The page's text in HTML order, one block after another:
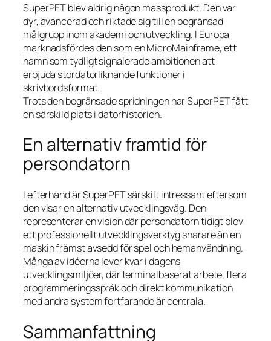
SuperPET blev aldrig någon massprodukt. Den var
dyr, avancerad och riktade sig till en begränsad
målgrupp inom akademi och utveckling. I Europa
marknadsfördes den som en MicroMainframe, ett
namn som tydligt signalerade ambitionen att
erbjuda stordatorliknande funktioner i
skrivbordsformat.
Trots den begränsade spridningen har SuperPET fått
en särskild plats i datorhistorien.
En alternativ framtid för
persondatorn
I efterhand är SuperPET särskilt intressant eftersom
den visar en alternativ utvecklingsväg. Den
representerar en vision där persondatorn tidigt blev
ett professionellt utvecklingsverktyg snarare än en
maskin främst avsedd för spel och hemanvändning.
Många av idéerna lever kvar i dagens
utvecklingsmiljöer, där terminalbaserat arbete, flera
programmeringsspråk och direkt kommunikation
med andra system fortfarande är centrala.
Sammanfattning